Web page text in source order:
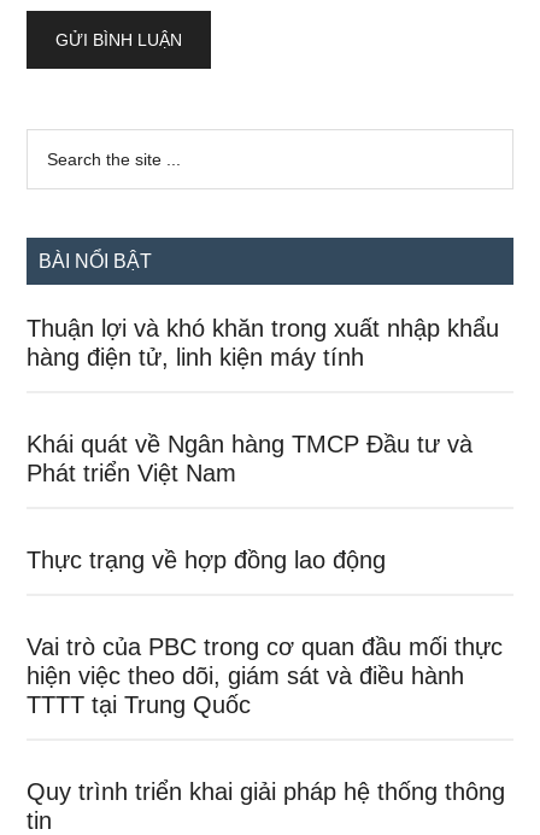
Sidebar
chính
...
BÀI NỔI BẬT
Thuận lợi và khó khăn trong xuất nhập khẩu
hàng điện tử, linh kiện máy tính
Khái quát về Ngân hàng TMCP Đầu tư và
Phát triển Việt Nam
Thực trạng về hợp đồng lao động
Vai trò của PBC trong cơ quan đầu mối thực
hiện việc theo dõi, giám sát và điều hành
TTTT tại Trung Quốc
Quy trình triển khai giải pháp hệ thống thông
tin